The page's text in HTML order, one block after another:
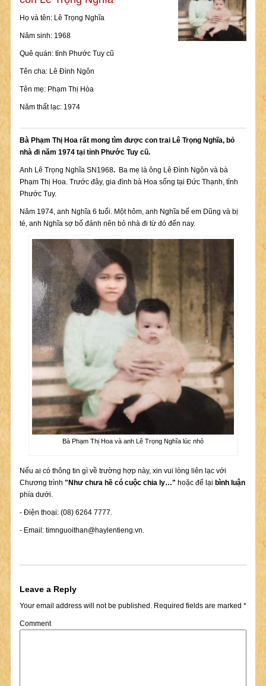
Họ và tên: Lê Trọng Nghĩa
Năm sinh: 1968
Quê quán: tỉnh Phước Tuy cũ
Tên cha: Lê Đình Ngôn
Tên mẹ: Phạm Thị Hòa
Năm thất lạc: 1974
Bà Phạm Thị Hoa rất mong tìm được con trai Lê Trọng Nghĩa, bỏ
nhà đi năm 1974 tại tỉnh Phước Tuy cũ.
Anh Lê Trọng Nghĩa SN1968. Ba mẹ là ông Lê Đình Ngôn và bà
Phạm Thị Hoa. Trước đây, gia đình bà Hoa sống tại Đức Thạnh, tỉnh
Phước Tuy.
Năm 1974, anh Nghĩa 6 tuổi. Một hôm, anh Nghĩa bế em Dũng và bị
té, anh Nghĩa sợ bố đánh nên bỏ nhà đi từ đó đến nay.
Bà Phạm Thị Hoa và anh Lê Trọng Nghĩa lúc nhỏ
Nếu ai có thông tin gì về trường hợp này, xin vui lòng liên lạc với
Chương trình "Như chưa hề có cuộc chia ly…" hoặc để lại bình luận
phía dưới.
- Điện thoại: (08) 6264 7777.
- Email: timnguoithan@haylentieng.vn.
Leave a Reply
Your email address will not be published.Required fields are marked *
Comment